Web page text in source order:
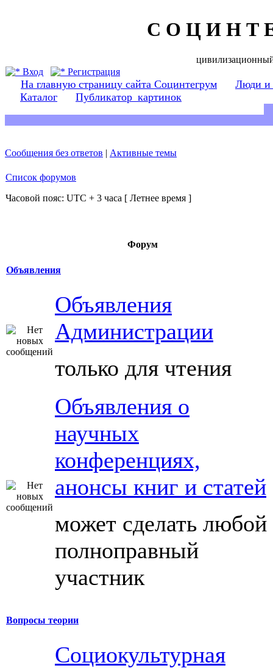
С О Ц И Н Т
Вход
Регистрация
На главную страницу сайта Социнтегрум
Люди и
Каталог
Публикатор_картинок
Сообщения без ответов | Активные темы
Список форумов
Часовой пояс: UTC + 3 часа [ Летнее время ]
Форум
Объявления
Объявления
Администрации
только для чтения
Объявления о
научных
конференциях,
анонсы книг и статей
может сделать любой
полноправный
участник
Вопросы теории
Социокультурная